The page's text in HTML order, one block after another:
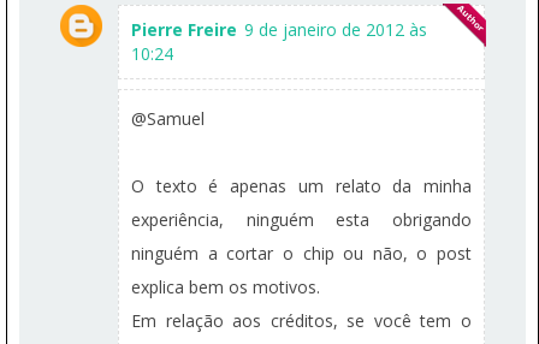
Pierre Freire 9 de janeiro de 2012 às
10:24
@Samuel
O texto é apenas um relato da minha
experiência, ninguém esta obrigando
ninguém a cortar o chip ou não, o post
explica bem os motivos.
Em relação aos créditos, se você tem o